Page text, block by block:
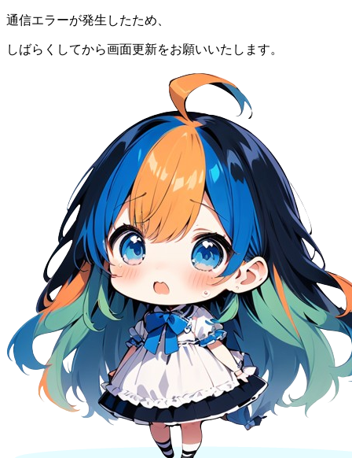
通信エラーが発生したため、
しばらくしてから画面更新をお願いいたします。